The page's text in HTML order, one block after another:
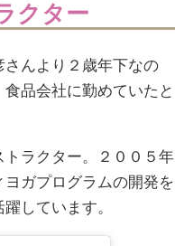
クター
んより２歳年下なの
品会社に勤めていたと
ラクター。２００５年
ガプログラムの開発を
しています。